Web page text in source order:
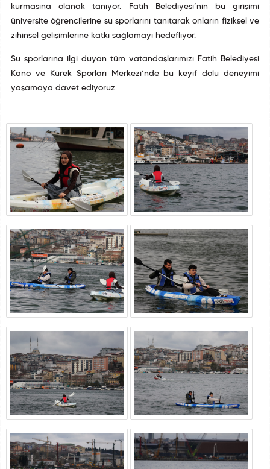
kurmasına olanak tanıyor. Fatih Belediyesi’nin bu girişimi
üniversite öğrencilerine su sporlarını tanıtarak onların fiziksel ve
zihinsel gelişimlerine katkı sağlamayı hedefliyor.
Su sporlarına ilgi duyan tüm vatandaşlarımızı Fatih Belediyesi
Kano ve Kürek Sporları Merkezi’nde bu keyif dolu deneyimi
yaşamaya davet ediyoruz.